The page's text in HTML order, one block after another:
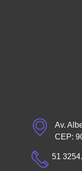
Av.
CEP:
51